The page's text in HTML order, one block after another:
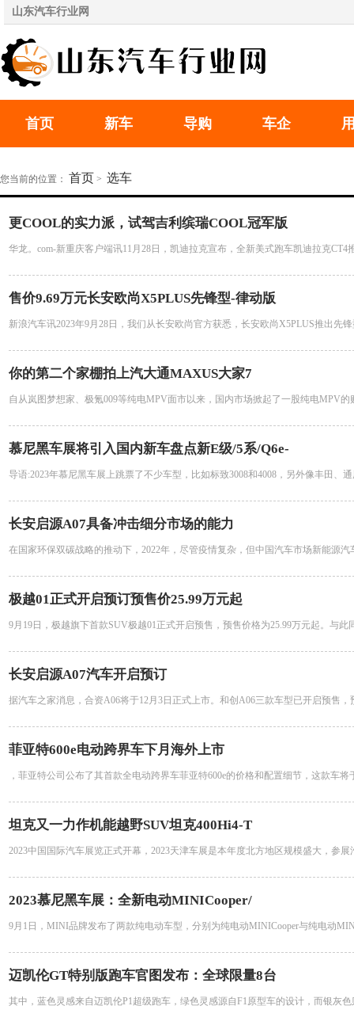
山东汽车行业网
首页 新车 导购 车企
您当前的位置： 首页 > 选车
更COOL的实力派，试驾吉利缤瑞COOL冠军版
华龙。com-新重庆客户端讯11月28日，凯迪拉克宣布，全新美式跑车凯迪拉克CT4
售价9.69万元长安欧尚X5PLUS先锋型-律动版
新浪汽车讯2023年9月28日，我们从长安欧尚官方获悉，长安欧尚X5PLUS推出先
你的第二个家棚拍上汽大通MAXUS大家7
自从岚图梦想家、极氪009等纯电MPV面市以来，国内市场掀起了一股纯电MPV的
慕尼黑车展将引入国内新车盘点新E级/5系/Q6e-
导语:2023年慕尼黑车展上跳票了不少车型，比如标致3008和4008，另外像丰田、
长安启源A07具备冲击细分市场的能力
在国家环保双碳战略的推动下，2022年，尽管疫情复杂，但中国汽车市场新能源汽
极越01正式开启预订预售价25.99万元起
9月19日，极越旗下首款SUV极越01正式开启预售，预售价格为25.99万元起。与此
长安启源A07汽车开启预订
据汽车之家消息，合资A06将于12月3日正式上市。和创A06三款车型已开启预售，
菲亚特600e电动跨界车下月海外上市
，菲亚特公司公布了其首款全电动跨界车菲亚特600e的价格和配置细节，这款车将
坦克又一力作机能越野SUV坦克400Hi4-T
2023中国国际汽车展览正式开幕，2023天津车展是本年度北方地区规模盛大，参展
2023慕尼黑车展：全新电动MINICooper/
9月1日，MINI品牌发布了两款纯电动车型，分别为纯电动MINICooper与纯电动
迈凯伦GT特别版跑车官图发布：全球限量8台
其中，蓝色灵感来自迈凯伦P1超级跑车，绿色灵感源自F1原型车的设计，而银灰色